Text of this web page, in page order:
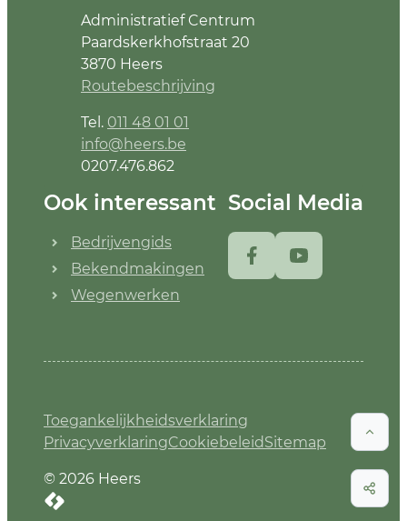
AdresAdministratief Centrum
Paardskerkhofstraat 20
,3870 Heers
Routebeschrijving
011 48 01 01
E-mailinfo@heers.be
Ondernemingsnummer
0207.476.862
Ook interessant
Bedrijvengids
Bekendmakingen
Wegenwerken
Social Media
FacebookYouTube
© 2026 Heers
Toegankelijkheidsverklaring
PrivacyverklaringCookiebeleid Sitemap
LCP nv 2026 © Deel